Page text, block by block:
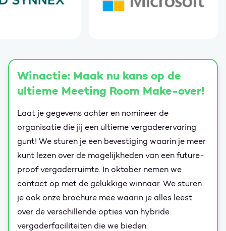
Winactie: Maak nu kans op de
ultieme Meeting Room Make-over!
Laat je gegevens achter en nomineer de
organisatie die jij een ultieme vergaderervaring
gunt! We sturen je een bevestiging waarin je meer
kunt lezen over de mogelijkheden van een future-
proof vergaderruimte. In oktober nemen we
contact op met de gelukkige winnaar. We sturen
je ook onze brochure mee waarin je alles leest
over de verschillende opties van hybride
vergaderfaciliteiten die we bieden.